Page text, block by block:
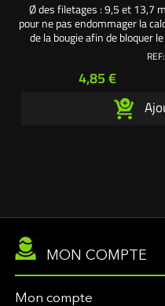
Ø des filetages : 9,5 et 13,7
pour ne pas endommager la
de la bougie afin de bloquer
pouvoir dévisser aisémentREF:
Prix
4,85 €
MON COMPTE
Mon compte